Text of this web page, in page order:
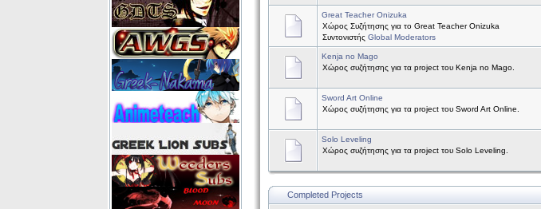
Great Teacher Onizuka
Χώρος Συζήτησης για το Great Teacher Onizuka
Συντονιστής Global Moderators
Kenja no Mago
Χώρος συζήτησης για τα project του Kenja no Mago.
Sword Art Online
Χώρος συζήτησης για τα project του Sword Art Online.
Solo Leveling
Χώρος συζήτησης για τα project του Solo Leveling.
Completed Projects